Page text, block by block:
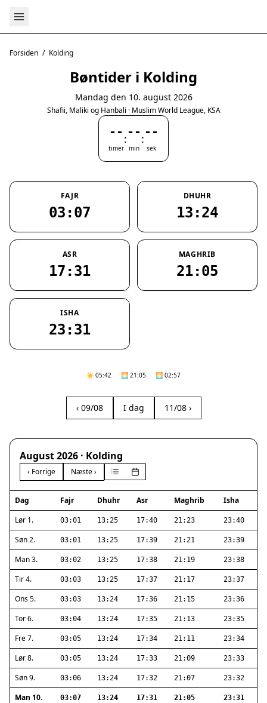
Forsiden / Kolding
Bøntider i Kolding
Mandag den 10. august 2026
Shafii, Maliki og Hanbali · Muslim World League, KSA
--
timer
:--
min
:--
sek
FAJR
03:07
DHUHR
13:24
ASR
17:31
MAGHRIB
21:05
ISHA
23:31
☀️ 05:42 🌅 21:05 🌅 02:57
‹ 09/08 I dag 11/08 ›
August 2026 · Kolding
‹ Forrige Næste ›
Dag Fajr Dhuhr Asr Maghrib
Isha
Lør 1.
03:01 13:25 17:40 21:23 23:40
Søn 2. 03:01 13:25 17:39 21:21 23:39
Man 3. 03:02 13:25 17:38 21:19 23:38
Tir 4. 03:03 13:25 17:37 21:17 23:37
Ons 5. 03:03 13:24 17:36 21:15 23:36
Tor 6. 03:04 13:24 17:35 21:13 23:35
Fre 7. 03:05 13:24 17:34 21:11 23:34
Lør 8. 03:05 13:24 17:33 21:09 23:33
Søn 9. 03:06 13:24 17:32 21:07 23:32
Man 10. 03:07 13:24 17:31 21:05 23:31